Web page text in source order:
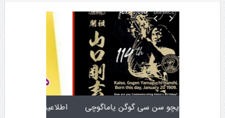
اطلاعیه آزمون تولد کایچو سن سی گوگن یاماگوچی